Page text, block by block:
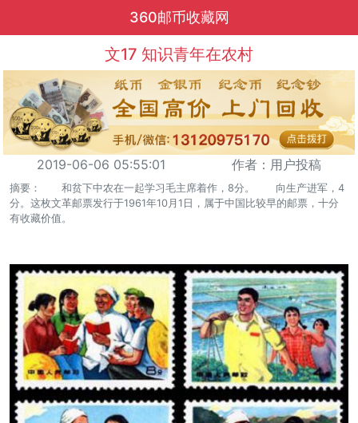
360邮币收藏网
文17 知识青年在农村
2019-06-06 05:55:01 作者：用户投稿
摘要： 和贫下中农在一起学习毛主席着作，8分。 向生产进军，4
分。这枚文革邮票发行于1961年10月1日，属于中国比较早的邮票，十分
有收藏价值。